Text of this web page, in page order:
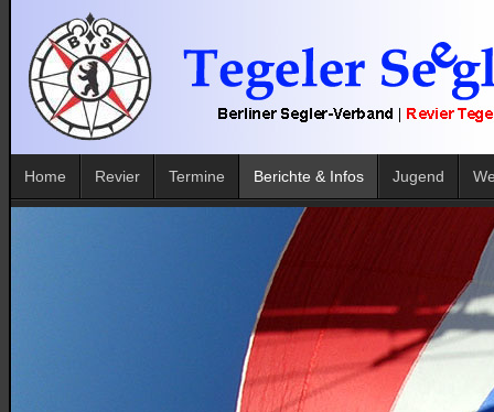
Home Revier Termine Berichte & Infos Jugend